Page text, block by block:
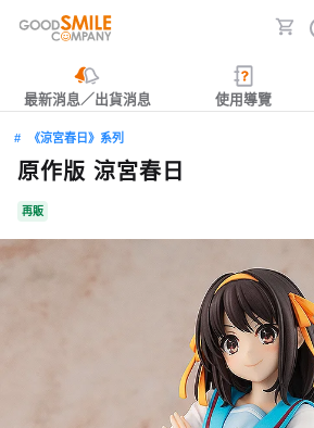
最新消息／出貨消息 使用導覽
《涼宮春日》系列
原作版 涼宮春日
再販